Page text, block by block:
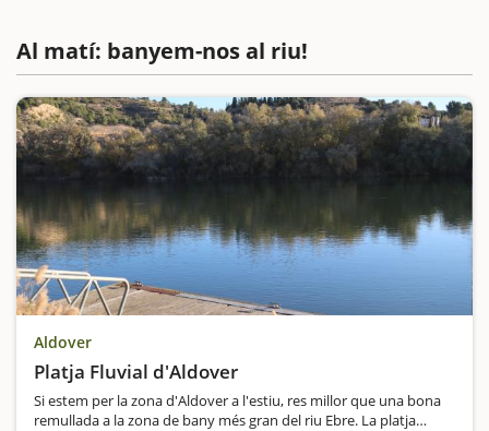
Al matí: banyem-nos al riu!
Aldover
Platja Fluvial d'Aldover
Si estem per la zona d'Aldover a l'estiu, res millor que una bona
remullada a la zona de bany més gran del riu Ebre. La platja